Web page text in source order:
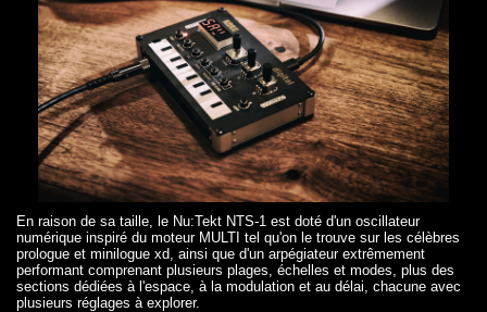
En raison de sa taille, le Nu:Tekt NTS-1 est doté d'un oscillateur
numérique inspiré du moteur MULTI tel qu'on le trouve sur les célèbres
prologue et minilogue xd, ainsi que d'un arpégiateur extrêmement
performant comprenant plusieurs plages, échelles et modes, plus des
sections dédiées à l'espace, à la modulation et au délai, chacune avec
plusieurs réglages à explorer.